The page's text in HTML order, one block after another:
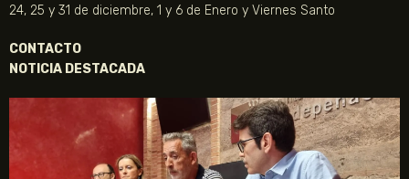
24, 25 y 31 de diciembre, 1 y 6 de Enero y Viernes Santo
CONTACTO
NOTICIA DESTACADA